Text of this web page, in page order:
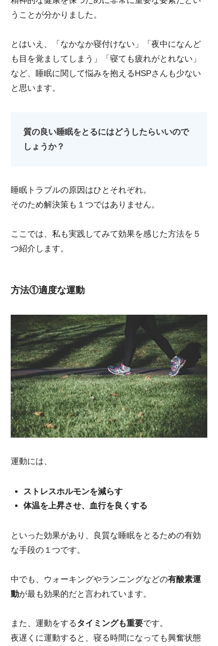
うことが分かりました。
とはいえ、「なかなか寝付けない」「夜中になんど
も目を覚ましてしまう」「寝ても疲れがとれない」
など、睡眠に関して悩みを抱えるHSPさんも少ない
と思います。
質の良い睡眠をとるにはどうしたらいいので
しょうか？
睡眠トラブルの原因はひとそれぞれ。
そのため解決策も１つではありません。
ここでは、私も実践してみて効果を感じた方法を５
つ紹介します。
方法①適度な運動
運動には、
ストレスホルモンを減らす
体温を上昇させ、血行を良くする
といった効果があり、良質な睡眠をとるための有効
な手段の１つです。
中でも、ウォーキングやランニングなどの有酸素運
動が最も効果的だと言われています。
また、運動をするタイミングも重要です。
夜遅くに運動すると、寝る時間になっても興奮状態